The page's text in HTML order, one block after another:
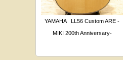
YAMAHA
LL56 Custom ARE -
MIKI 200th Anniversary-